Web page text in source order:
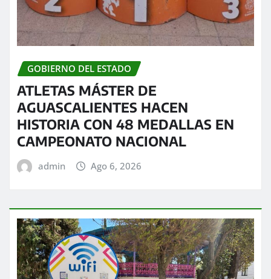
GOBIERNO DEL ESTADO
ATLETAS MÁSTER DE
AGUASCALIENTES HACEN
HISTORIA CON 48 MEDALLAS EN
CAMPEONATO NACIONAL
admin Ago 6, 2026